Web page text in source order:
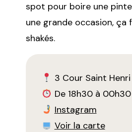
spot pour boire une
une grande occasion,
shakés.
3 Cour Saint
De 18h30 à
Instagram
Voir la carte